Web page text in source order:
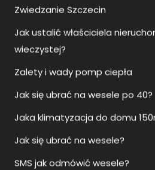
Zwiedzanie Szczecin
Jak ustalić właściciela
wieczystej?
Zalety i wady pomp ciepła
Jak się ubrać na wesele po 40?
Jaka klimatyzacja do domu
Jak się ubrać na wesele?
SMS jak odmówić wesele?